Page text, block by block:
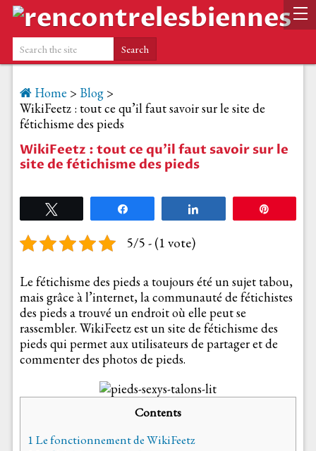
Home > Blog>
WikiFeetz : tout ce qu’il faut savoir sur le site de
fétichisme des pieds
WikiFeetz : tout ce qu’il faut savoir sur le
site de fétichisme des pieds
5/5 - (1 vote)
Le fétichisme des pieds a toujours été un sujet tabou,
mais grâce à l’internet, la communauté de fétichistes
des pieds a trouvé un endroit où elle peut se
rassembler. WikiFeetz est un site de fétichisme des
pieds qui permet aux utilisateurs de partager et de
commenter des photos de pieds.
Contents
1 Le fonctionnement de WikiFeetz